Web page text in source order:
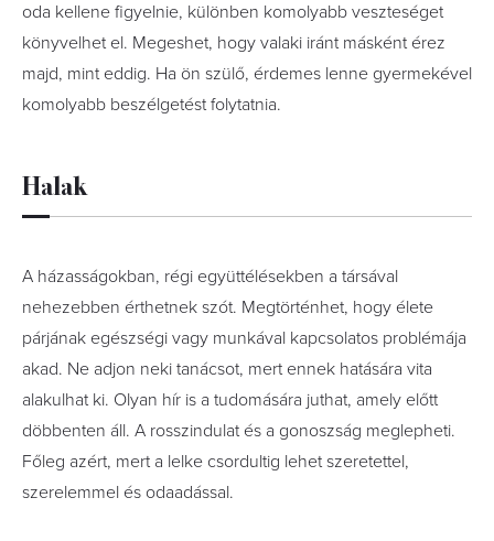
oda kellene figyelnie, különben komolyabb veszteséget
könyvelhet el. Megeshet, hogy valaki iránt másként érez
majd, mint eddig. Ha ön szülő, érdemes lenne gyermekével
komolyabb beszélgetést folytatnia.
Halak
A házasságokban, régi együttélésekben a társával
nehezebben érthetnek szót. Megtörténhet, hogy élete
párjának egészségi vagy munkával kapcsolatos problémája
akad. Ne adjon neki tanácsot, mert ennek hatására vita
alakulhat ki. Olyan hír is a tudomására juthat, amely előtt
döbbenten áll. A rosszindulat és a gonoszság meglepheti.
Főleg azért, mert a lelke csordultig lehet szeretettel,
szerelemmel és odaadással.